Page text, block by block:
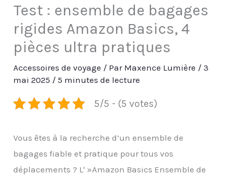
Test : ensemble de bagages
rigides Amazon Basics, 4
pièces ultra pratiques
Accessoires de voyage / Par Maxence Lumière /3
mai 2025 /5 minutes de lecture
5/5 - (5 votes)
Vous êtes à la recherche d’un ensemble de
bagages fiable et pratique pour tous vos
déplacements ? L' »Amazon Basics Ensemble de